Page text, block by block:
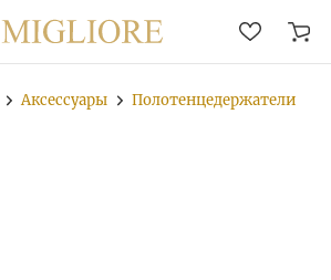
Аксессуары Полотенцедержатели